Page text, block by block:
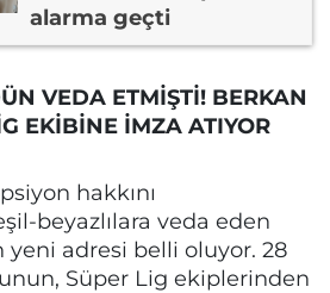
alarma geçti
VEDA ETMİŞTİ! BERKAN
EKİBİNE İMZA ATIYOR
hakkını
beyazlılara veda eden
yeni adresi belli oluyor. 28
Süper Lig ekiplerinden